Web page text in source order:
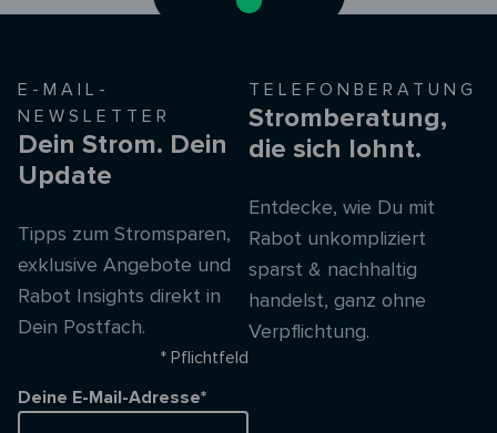
E-MAIL-
NEWSLETTER
Dein Strom. Dein
Update
Tipps zum Stromsparen,
exklusive Angebote und
Rabot Insights direkt in
Dein Postfach.
* Pflichtfeld
Deine E-Mail-Adresse*
TELEFONBERATUNG
Stromberatung,
die sich lohnt.
Entdecke, wie Du mit
Rabot unkompliziert
sparst & nachhaltig
handelst, ganz ohne
Verpflichtung.